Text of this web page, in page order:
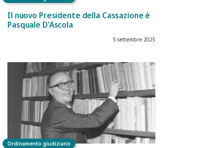
Il nuovo Presidente della Cassazione è
Pasquale D'Ascola
5 settembre 2025
Ordinamento giudiziario